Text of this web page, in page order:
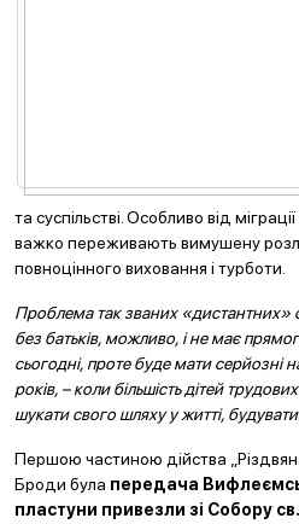
та суспільстві. Особливо від
важко переживають вимушену
повноцінного виховання і турботи.
Проблема так званих «дистантних»
без батьків, можливо, і не має
сьогодні, проте буде мати серйозні
років, – коли більшість дітей
шукати свого шляху у житті,
Першою частиною дійства „Різдвяна
Броди була передача
пластуни привезли зі Собору